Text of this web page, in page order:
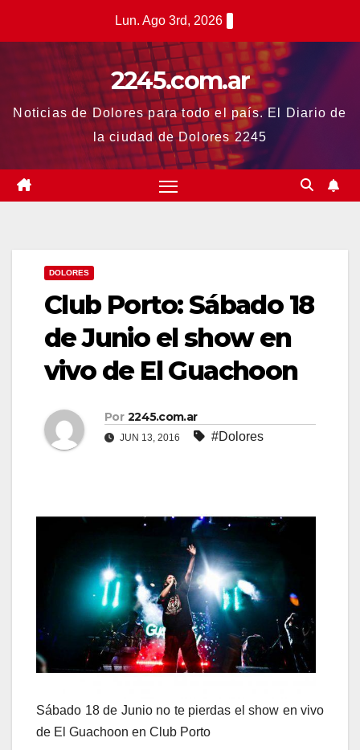
Lun. Ago 3rd, 2026
2245.com.ar
Noticias de Dolores para todo el país. El Diario de
la ciudad de Dolores 2245
DOLORES
Club Porto: Sábado 18
de Junio el show en
vivo de El Guachoon
Por 2245.com.ar
JUN 13, 2016 #Dolores
Sábado 18 de Junio no te pierdas el show en vivo
de El Guachoon en Club Porto